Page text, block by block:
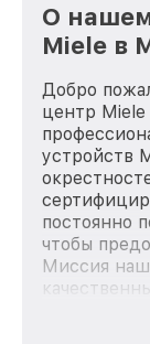
О
Miele в
Добро
центр
устройств
постоянно
чтобы
Миссия
каждого